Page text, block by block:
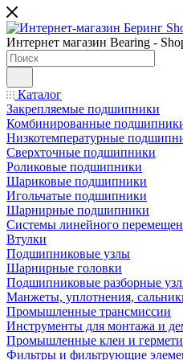
Интернет магазин Bearing -
Каталог
Закрепляемые подшипники
Комбинированные
Низкотемпературные
Сверхточные подшипники
Роликовые подшипники
Шариковые подшипники
Игольчатые подшипники
Шарнирные подшипники
Системы линейного
Втулки
Подшипниковые узлы
Шарнирные головки
Подшипниковые разборные
Манжеты, уплотнения,
Промышленные трансмиссии
Инструменты для монтажа и
Промышленные клеи и
Фильтры и фильтрующие